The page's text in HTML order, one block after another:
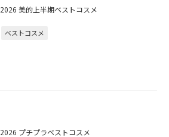
2026 美的上半期ベストコスメ
ベストコスメ
2026 プチプラベストコスメ